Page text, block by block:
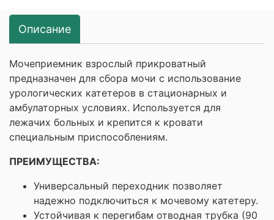
Описание
Мочеприемник взрослый прикроватный
предназначен для сбора мочи с использование
урологических катетеров в стационарных и
амбулаторных условиях. Используется для
лежачих больных и крепится к кровати
специальным приспособлениям.
ПРЕИМУЩЕСТВА:
Универсальный переходник позволяет
надежно подключиться к мочевому катетеру.
Устойчивая к перегибам отводная трубка (90